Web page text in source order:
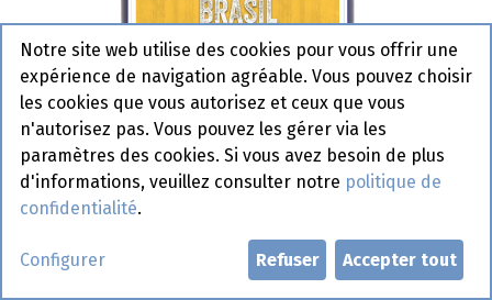
Brasil La William Pet 3 L
Actif
Notre site web utilise des cookies pour vous offrir une
expérience de navigation agréable. Vous pouvez choisir
les cookies que vous autorisez et ceux que vous
n'autorisez pas. Vous pouvez les gérer via les
paramètres des cookies. Si vous avez besoin de plus
d'informations, veuillez consulter notre politique de
confidentialité.
Configurer Refuser Accepter tout